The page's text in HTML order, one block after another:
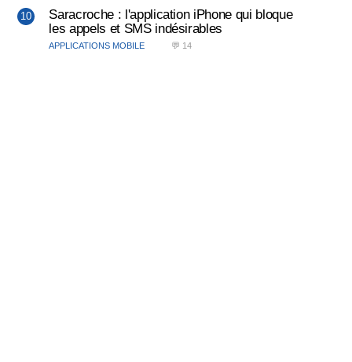
Saracroche : l'application iPhone qui bloque
les appels et SMS indésirables
APPLICATIONS MOBILE 💬 14